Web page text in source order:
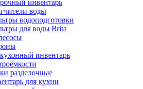
инвентарь
воды
водоподготовки
для воды Brita
инвентарь
разделочные
для кухни